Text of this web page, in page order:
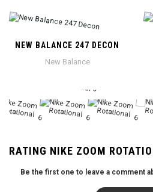
NEW BALANCE 247 DECON
New Balance
RATING NIKE ZOOM
Be the first one to leave a comment